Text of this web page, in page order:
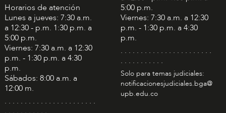
Horarios de atención
Lunes a jueves: 7:30 a.m.
a 12:30 - p.m. 1:30 p.m. a
5:00 p.m.
Viernes: 7:30 a.m. a 12:30
p.m. - 1:30 p.m. a 4:30
p.m.
Sábados: 8:00 a.m. a
12:00 m.
. . . . . . . . . . . . . . . . . . . . . . .
. . . . . . . . . . .
5:00 p.m.
Viernes: 7:30 a.m. a 12:30
p.m. - 1:30 p.m. a 4:30
p.m.
. . . . . . . . . . . . . . . . . . . . . . .
. . . . . . . . . . .
Solo para temas judiciales:
notificacionesjudiciales.bga@
upb.edu.co